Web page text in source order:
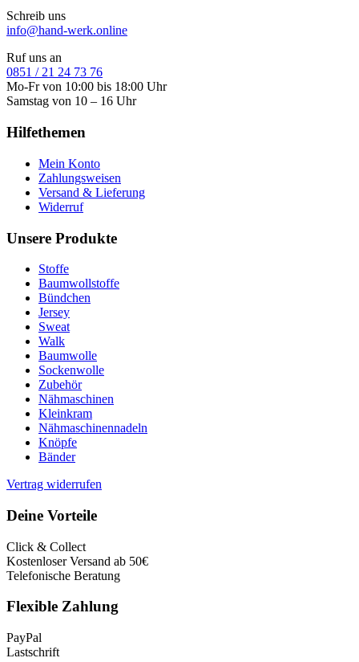
Schreib uns
info@hand-werk.online
Ruf uns an
0851 / 21 24 73 76
Mo-Fr von 10:00 bis 18:00 Uhr
Samstag von 10 – 16 Uhr
Hilfethemen
Mein Konto
Zahlungsweisen
Versand & Lieferung
Widerruf
Unsere Produkte
Stoffe
Baumwollstoffe
Bündchen
Jersey
Sweat
Walk
Baumwolle
Sockenwolle
Zubehör
Nähmaschinen
Kleinkram
Nähmaschinennadeln
Knöpfe
Bänder
Vertrag widerrufen
Deine Vorteile
Click & Collect
Kostenloser Versand ab 50€
Telefonische Beratung
Flexible Zahlung
PayPal
Lastschrift